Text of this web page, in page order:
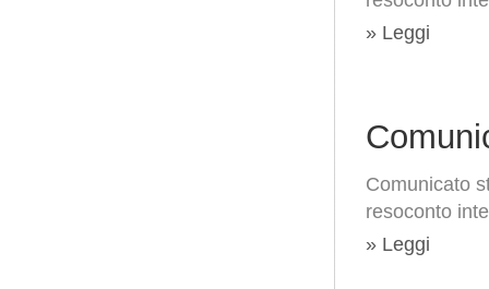
» Leggi
Comunicato
resoconto
» Leggi